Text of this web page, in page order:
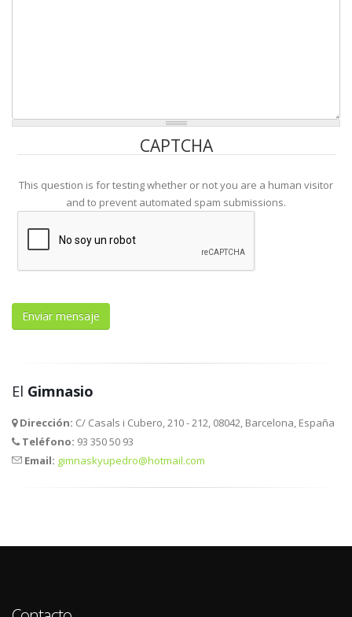
CAPTCHA
This question is for testing whether or not you are a human visitor
and to prevent automated spam submissions.
El Gimnasio
Dirección: C/ Casals i Cubero, 210 - 212, 08042, Barcelona, España
Teléfono: 93 350 50 93
Email: gimnaskyupedro@hotmail.com